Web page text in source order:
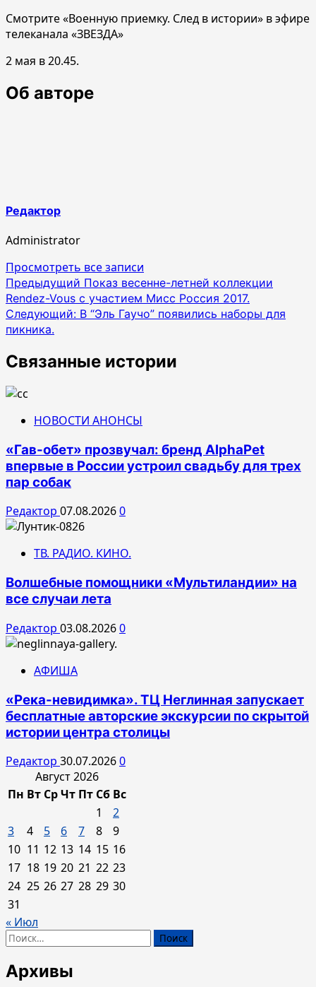
Смотрите «Военную приемку. След в истории» в эфире
телеканала «ЗВЕЗДА»
2 мая в 20.45.
Об авторе
Редактор
Administrator
Просмотреть все записи
Навигация
по
записям
Предыдущий Показ весенне-летней коллекции
Rendez-Vous c участием Мисс Россия 2017.
Следующий: В “Эль Гаучо” появились наборы для
пикника.
Связанные истории
НОВОСТИ АНОНСЫ
«Гав-обет» прозвучал: бренд AlphaPet
впервые в России устроил свадьбу для трех
пар собак
Редактор 07.08.20260
ТВ. РАДИО. КИНО.
Волшебные помощники «Мультиландии» на
все случаи лета
Редактор 03.08.20260
АФИША
«Река-невидимка». ТЦ Неглинная запускает
бесплатные авторские экскурсии по скрытой
истории центра столицы
Редактор 30.07.20260
Август 2026
Пн Вт СрЧт Пт Сб Вс
1
2
3
4 5 6 7 8
9
10 11 12 13 14 15 16
17 18 19 20 21 22 23
24 25 26 27 28 29 30
31
« Июл
Найти:
Архивы